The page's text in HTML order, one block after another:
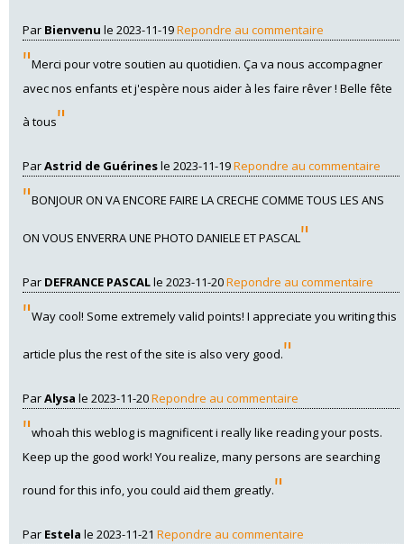
Par Bienvenu le 2023-11-19Repondre au commentaire
"Merci pour votre soutien au quotidien. Ça va nous accompagner
avec nos enfants et j'espère nous aider à les faire rêver ! Belle fête
à tous"
ParAstrid de Guérinesle 2023-11-19Repondre au commentaire
"BONJOUR ON VA ENCORE FAIRE LA CRECHE COMME TOUS LES ANS
ON VOUS ENVERRA UNE PHOTO DANIELE ET PASCAL"
Par DEFRANCE PASCALle 2023-11-20Repondre au commentaire
"Way cool! Some extremely valid points! I appreciate you writing this
article plus the rest of the site is also very good."
ParAlysa le 2023-11-20Repondre au commentaire
"whoah this weblog is magnificent i really like reading your posts.
Keep up the good work! You realize, many persons are searching
round for this info, you could aid them greatly."
Par Estela le 2023-11-21 Repondre au commentaire